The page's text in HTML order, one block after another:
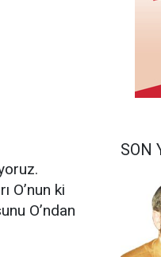
O’nun ki
O’ndan
SON